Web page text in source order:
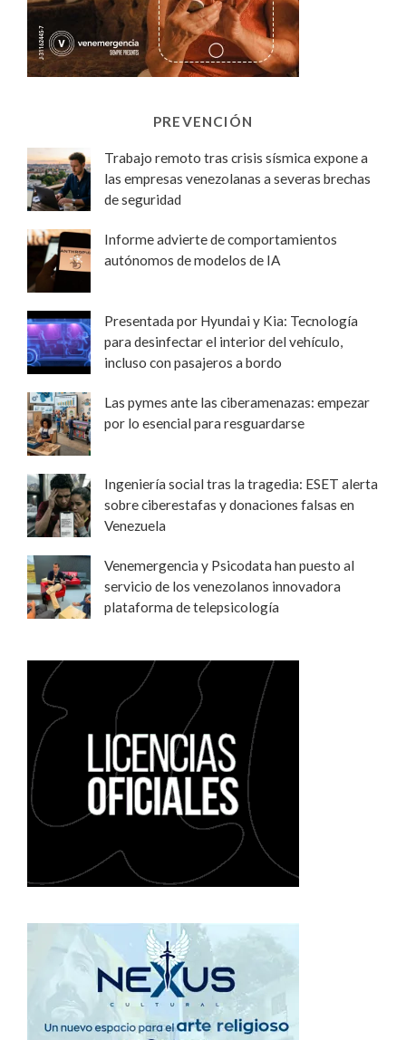
PREVENCIÓN
Trabajo remoto tras crisis sísmica expone a
las empresas venezolanas a severas brechas
de seguridad
Informe advierte de comportamientos
autónomos de modelos de IA
Presentada por Hyundai y Kia: Tecnología
para desinfectar el interior del vehículo,
incluso con pasajeros a bordo
Las pymes ante las ciberamenazas: empezar
por lo esencial para resguardarse
Ingeniería social tras la tragedia: ESET alerta
sobre ciberestafas y donaciones falsas en
Venezuela
Venemergencia y Psicodata han puesto al
servicio de los venezolanos innovadora
plataforma de telepsicología